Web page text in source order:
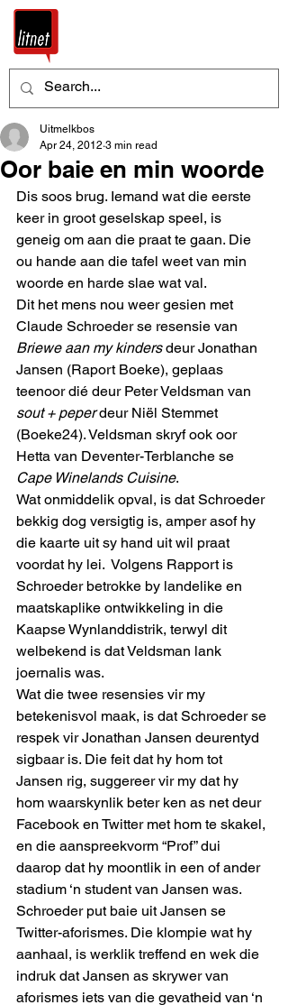
Oor baie en min woorde
Uitmelkbos
Apr 24, 2012 3 min read
Dis soos brug. Iemand wat die eerste
keer in groot geselskap speel, is
geneig om aan die praat te gaan. Die
ou hande aan die tafel weet van min
woorde en harde slae wat val.
Dit het mens nou weer gesien met
Claude Schroeder se resensie van
Briewe aan my kinders deur Jonathan
Jansen (Raport Boeke), geplaas
teenoor dié deur Peter Veldsman van
sout + peper deur Niël Stemmet
(Boeke24). Veldsman skryf ook oor
Hetta van Deventer-Terblanche se
Cape Winelands Cuisine.
Wat onmiddelik opval, is dat Schroeder
bekkig dog versigtig is, amper asof hy
die kaarte uit sy hand uit wil praat
voordat hy lei.  Volgens Rapport is
Schroeder betrokke by landelike en
maatskaplike ontwikkeling in die
Kaapse Wynlanddistrik, terwyl dit
welbekend is dat Veldsman lank
joernalis was.
Wat die twee resensies vir my
betekenisvol maak, is dat Schroeder se
respek vir Jonathan Jansen deurentyd
sigbaar is. Die feit dat hy hom tot
Jansen rig, suggereer vir my dat hy
hom waarskynlik beter ken as net deur
Facebook en Twitter met hom te skakel,
en die aanspreekvorm “Prof” dui
daarop dat hy moontlik in een of ander
stadium ‘n student van Jansen was.
Schroeder put baie uit Jansen se
Twitter-aforismes. Die klompie wat hy
aanhaal, is werklik treffend en wek die
indruk dat Jansen as skrywer van
aforismes iets van die gevatheid van ‘n